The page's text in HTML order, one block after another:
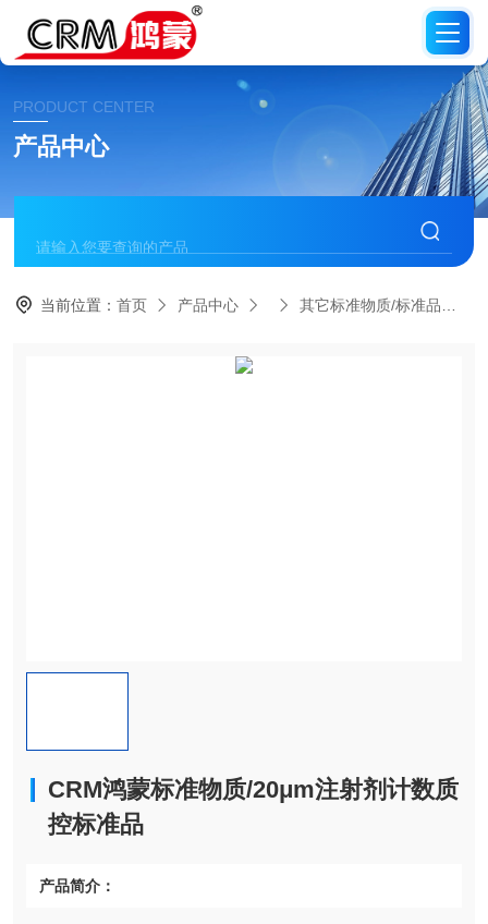
PRODUCT CENTER
产品中心
当前位置：首页 产品中心 其它标准物质/标准品
CRM鸿蒙标准物质/20μm注射剂计数质
控标准品
产品简介：